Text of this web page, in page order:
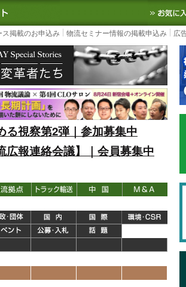
大の物流ニュースサイト3PL, SCMなど国内外の最
掲載のお申込み 物流セミナー情報の掲載申込み 広
る視察第2弾｜参加募集中
報連絡会議】｜会員募集中